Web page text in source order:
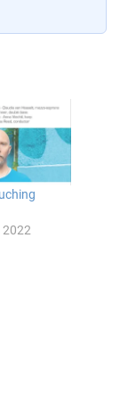
2022